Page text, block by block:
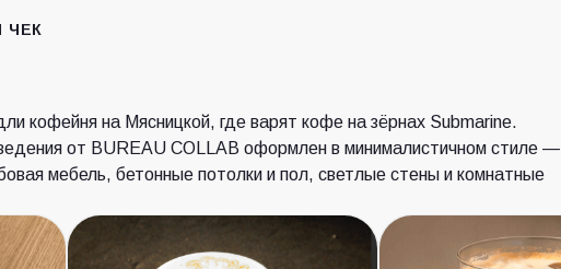
ЧЕК
кофейня на Мясницкой, где варят кофе на зёрнах Submarine.
от BUREAU COLLAB оформлен в минималистичном стиле —
мебель, бетонные потолки и пол, светлые стены и комнатные